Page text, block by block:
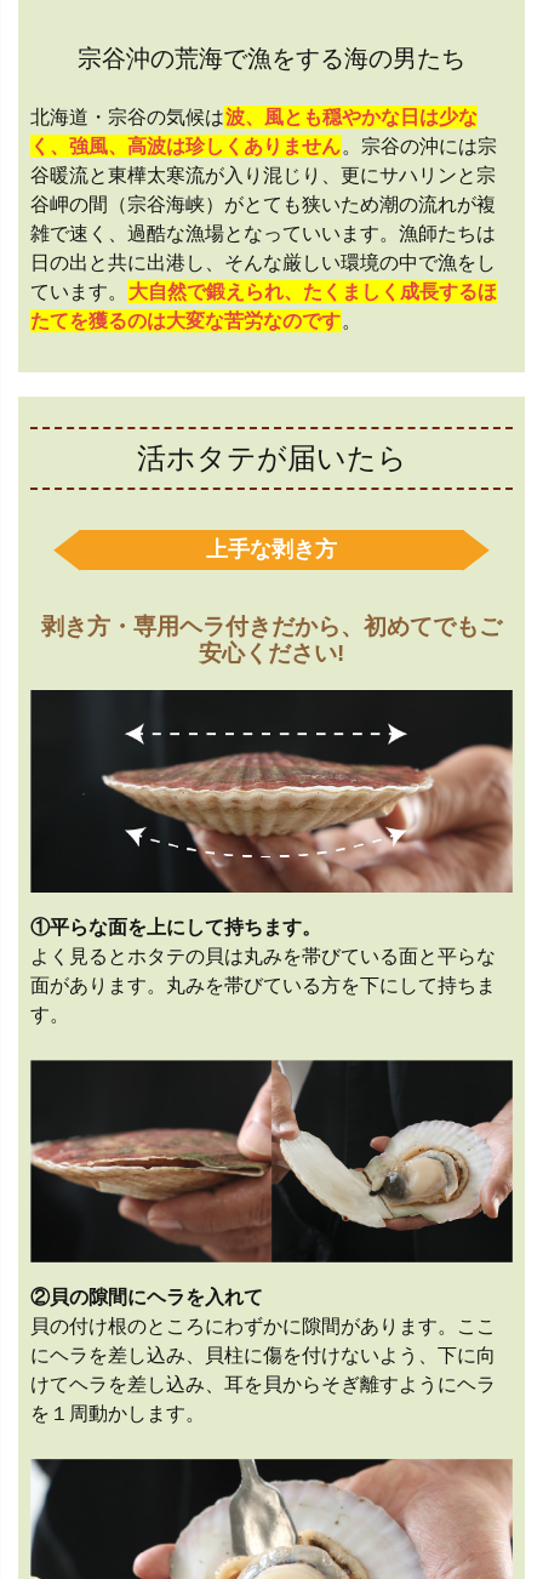
宗谷沖の荒海で漁をする海の男たち
北海道・宗谷の気候は波、風とも穏やかな日は少な
く、強風、高波は珍しくありません。宗谷の沖には宗
谷暖流と東樺太寒流が入り混じり、更にサハリンと宗
谷岬の間（宗谷海峡）がとても狭いため潮の流れが複
雑で速く、過酷な漁場となっていいます。漁師たちは
日の出と共に出港し、そんな厳しい環境の中で漁をし
ています。
大自然で鍛えられ、たくましく成長するほ
たてを獲るのは大変な苦労なのです。
活ホタテが届いたら
上手な剥き方
剥き方・専用ヘラ付きだから、初めてでもご
安心ください!
①平らな面を上にして持ちます。
よく見るとホタテの貝は丸みを帯びている面と平らな
面があります。丸みを帯びている方を下にして持ちま
す。
②貝の隙間にヘラを入れて
貝の付け根のところにわずかに隙間があります。ここ
にヘラを差し込み、貝柱に傷を付けないよう、下に向
けてヘラを差し込み、耳を貝からそぎ離すようにヘラ
を１周動かします。